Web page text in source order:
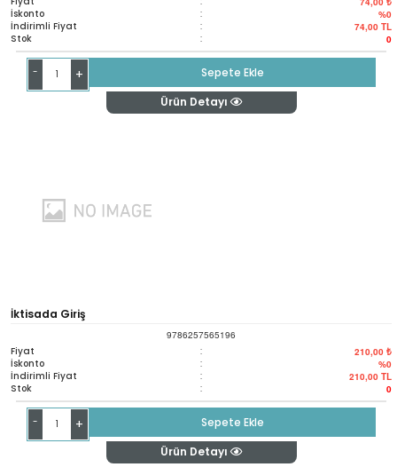
İskonto : %0
İndirimli Fiyat : 74,00 TL
Stok : 0
- +
Sepete Ekle
Ürün Detayı
İktisada Giriş
9786257565196
Fiyat : 210,00 ₺
İskonto : %0
İndirimli Fiyat : 210,00 TL
Stok : 0
- +
Sepete Ekle
Ürün Detayı